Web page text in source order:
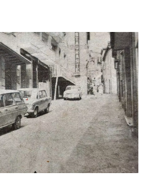
Así vivió La Región